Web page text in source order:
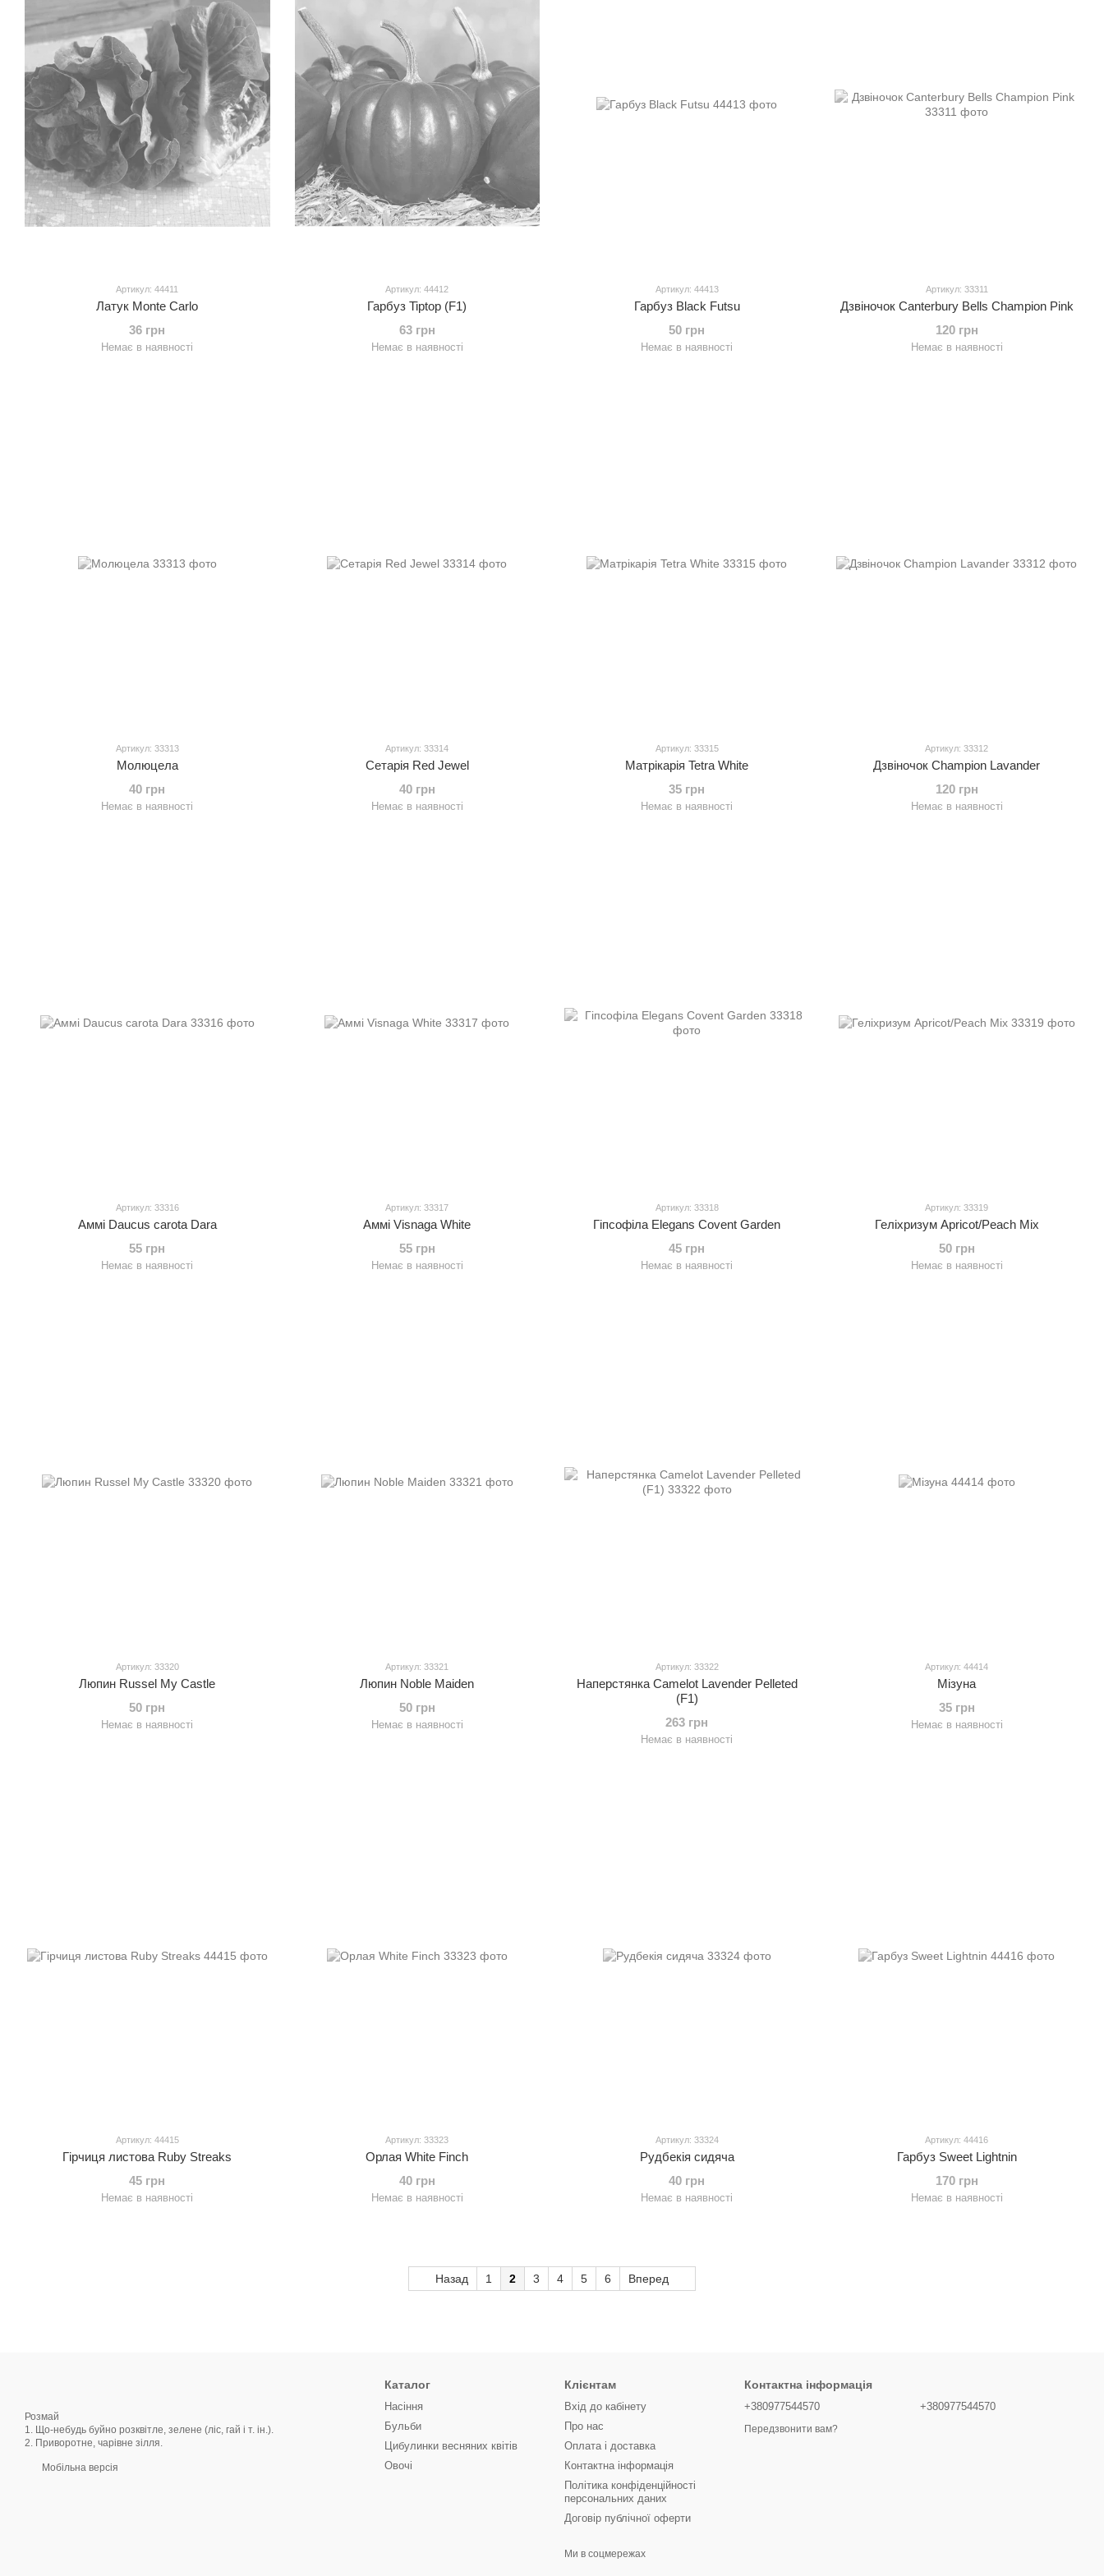
Артикул: 44411
Латук Monte Carlo
36 грн
Немає в наявності
Артикул: 44412
Гарбуз Tiptop (F1)
63 грн
Немає в наявності
Артикул: 44413
Гарбуз Black Futsu
50 грн
Немає в наявності
Артикул: 33311
Дзвіночок Canterbury Bells Champion Pink
120 грн
Немає в наявності
Артикул: 33313
Молюцела
40 грн
Немає в наявності
Артикул: 33314
Сетарія Red Jewel
40 грн
Немає в наявності
Артикул: 33315
Матрікарія Tetra White
35 грн
Немає в наявності
Артикул: 33312
Дзвіночок Champion Lavander
120 грн
Немає в наявності
Артикул: 33316
Аммі Daucus carota Dara
55 грн
Немає в наявності
Артикул: 33317
Аммі Visnaga White
55 грн
Немає в наявності
Артикул: 33318
Гіпсофіла Elegans Covent Garden
45 грн
Немає в наявності
Артикул: 33319
Геліхризум Apricot/Peach Mix
50 грн
Немає в наявності
Артикул: 33320
Люпин Russel My Castle
50 грн
Немає в наявності
Артикул: 33321
Люпин Noble Maiden
50 грн
Немає в наявності
Артикул: 33322
Наперстянка Camelot Lavender Pelleted
(F1)
263 грн
Немає в наявності
Артикул: 44414
Мізуна
35 грн
Немає в наявності
Артикул: 44415
Гірчиця листова Ruby Streaks
45 грн
Немає в наявності
Артикул: 33323
Орлая White Finch
40 грн
Немає в наявності
Артикул: 33324
Рудбекія сидяча
40 грн
Немає в наявності
Артикул: 44416
Гарбуз Sweet Lightnin
170 грн
Немає в наявності
Назад 1 2 3 4 5 6 Вперед
Розмай
1. Що-небудь буйно розквітле, зелене (ліс, гай і т. ін.).
2. Приворотне, чарівне зілля.
Мобільна версія
Каталог
Насіння
Бульби
Цибулинки весняних квітів
Овочі
Клієнтам
Вхід до кабінету
Про нас
Оплата і доставка
Контактна інформація
Політика конфіденційності
персональних даних
Договір публічної оферти
Ми в соцмережах
Контактна інформація
+380977544570
Передзвонити вам?
+380977544570